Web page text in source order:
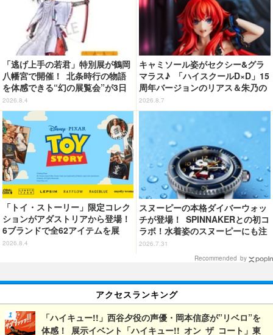
「逃げ上手の若君」特別展が鶴岡
八幡宮で開催！ 北条時行の物語
を体感できる“幻の展覧会”が3日
間限定で登場【8/28～30】
2026.8.4
キャミソール姿がセクシー&グラ
マラス♪ 「ハイスクールD×D」15
周年バージョンのリアス＆朱乃の
フィギュアがリニューアルパッケ
ージで登場！
2026.8.7
「トイ・ストーリー」限定コレク
ションがアダストリアから登場！
6ブランドで全62アイテムを展
開 店舗で購入するとオリジナル
2026.8.4
スヌーピーの本格ダイバーウォッ
チが登場！ SPINNAKERとの初コ
ラボ！水着姿のスヌーピーにも注
目
2026.7.31
Recommended by
アクセスランキング
「ハイキュー!!」西谷夕役の声優・岡本信彦が”リベロ”を
体感！ 展示イベント「ハイキュー!! オン ザ コート」東